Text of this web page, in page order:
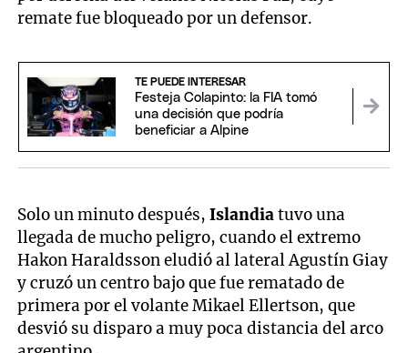
remate fue bloqueado por un defensor.
TE PUEDE INTERESAR
Festeja Colapinto: la FIA tomó
una decisión que podría
beneficiar a Alpine
Solo un minuto después,Islandiatuvo una
llegada de mucho peligro, cuando el extremo
Hakon Haraldsson eludió al lateral Agustín Giay
y cruzó un centro bajo que fue rematado de
primera por el volante Mikael Ellertson, que
desvió su disparo a muy poca distancia del arco